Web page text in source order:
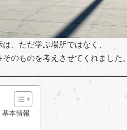
、ただ学ぶ場所ではなく、
そのものを考えさせてくれました。
基本情報